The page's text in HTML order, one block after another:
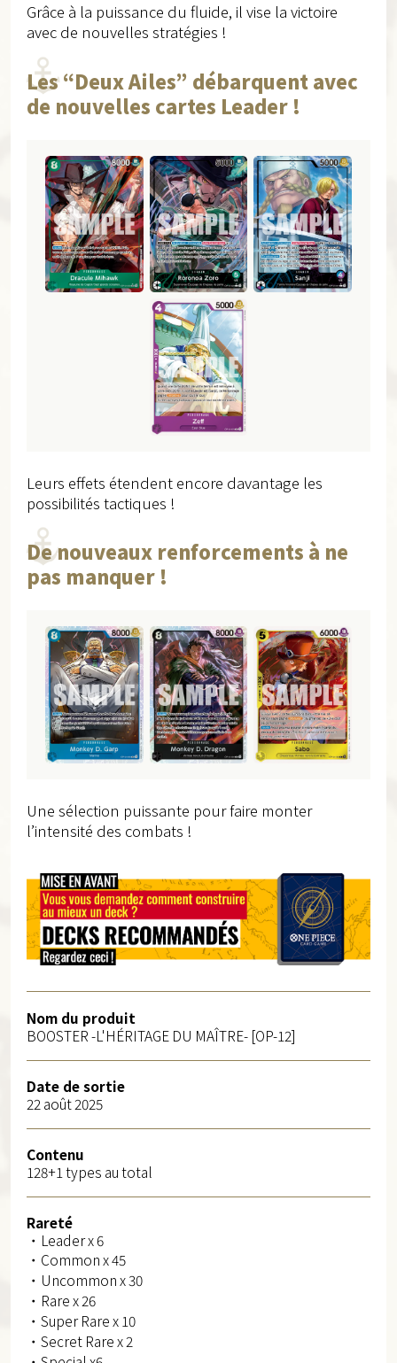
Grâce à la puissance du fluide, il vise la victoire
avec de nouvelles stratégies !
Les “Deux Ailes” débarquent avec
de nouvelles cartes Leader !
Leurs effets étendent encore davantage les
possibilités tactiques !
De nouveaux renforcements à ne
pas manquer !
Une sélection puissante pour faire monter
l’intensité des combats !
Nom du produit
BOOSTER -L'HÉRITAGE DU MAÎTRE- [OP-12]
Date de sortie
22 août 2025
Contenu
128+1 types au total
Rareté
・Leader x 6
・Common x 45
・Uncommon x 30
・Rare x 26
・Super Rare x 10
・Secret Rare x 2